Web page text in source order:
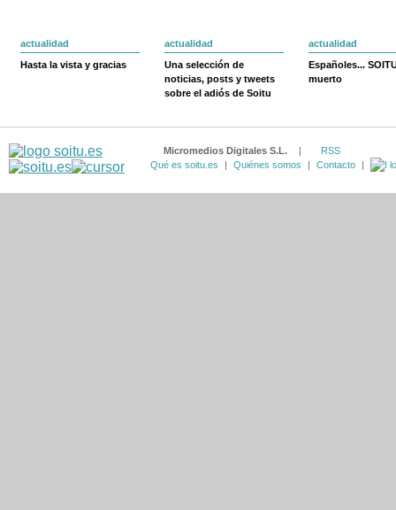
actualidad
Hasta la vista y gracias
actualidad
Una selección de
noticias, posts y tweets
sobre el adiós de Soitu
actualidad
Españoles...
muerto
Micromedios Digitales S.L. |
RSS
Qué es soitu.es
| Quiénes somos | Contacto |